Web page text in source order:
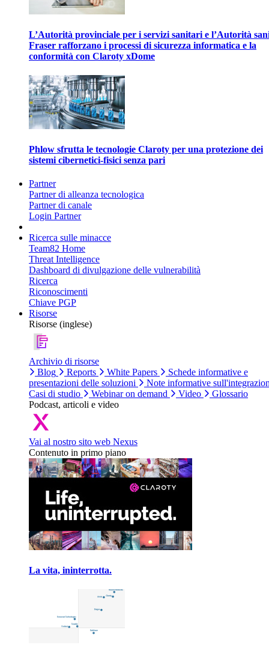
L’Autorità provinciale per i servizi sanitari e l’Autorità
Fraser rafforzano i processi di sicurezza informatica e la
conformità con Claroty xDome
Phlow sfrutta le tecnologie Claroty per una protezione dei
sistemi cibernetici-fisici senza pari
Partner
Partner di alleanza tecnologica
Partner di canale
Login Partner
Ricerca sulle minacce
Team82 Home
Threat Intelligence
Dashboard di divulgazione delle vulnerabilità
Ricerca
Riconoscimenti
Chiave PGP
Risorse
Risorse (inglese)
Archivio di risorse
Blog
Reports White Papers
Schede informative e
presentazioni delle soluzioni
Note informative
Casi di studio
Webinar on demand Video
Glossario
Podcast, articoli e video
Vai al nostro sito web Nexus
Contenuto in primo piano
La vita, ininterrotta.